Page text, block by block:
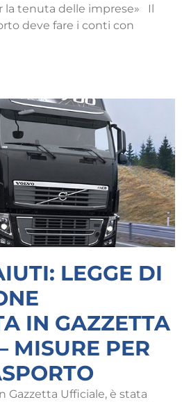
la tenuta delle imprese» Il
deve fare i conti con
LEGGE DI
IN GAZZETTA
MISURE PER
Gazzetta Ufficiale, è stata